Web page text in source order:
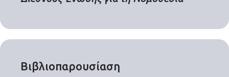
Βιβλιοπαρουσίαση